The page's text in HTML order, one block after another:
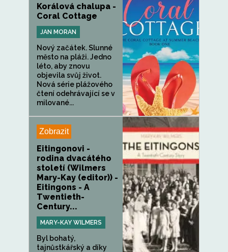
Korálová chalupa -
Coral Cottage
JAN MORAN
Nový začátek. Slunné
město na pláži. Jedno
léto, aby znovu
objevila svůj život.
Nová série plážového
čtení odehrávající se v
milované...
Zobrazit
Eitingonovi -
rodina dvacátého
století (Wilmers
Mary-Kay (editor)) -
Eitingons - A
Twentieth-
Century...
MARY-KAY WILMERS
Byl bohatý,
tajnůstkářský a díky